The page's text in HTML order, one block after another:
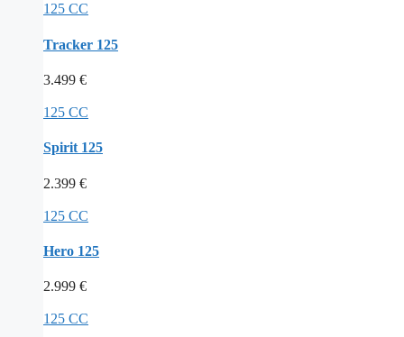
125 CC
Tracker 125
3.499 €
125 CC
Spirit 125
2.399 €
125 CC
Hero 125
2.999 €
125 CC